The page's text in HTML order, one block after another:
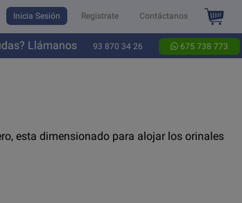
Inicia Sesión Registrate Contáctanos
Llámanos 93 870 34 26 675 738 773
esta dimensionado para alojar los orinales